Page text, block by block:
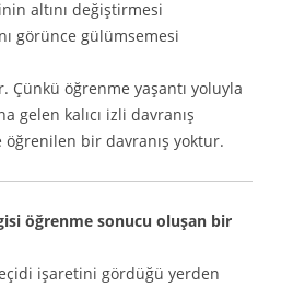
altını değiştirmesi
görünce gülümsemesi
Çünkü öğrenme yaşantı yoluyla
gelen kalıcı izli davranış
bir davranış yoktur.
öğrenme sonucu oluşan bir
işaretini gördüğü yerden